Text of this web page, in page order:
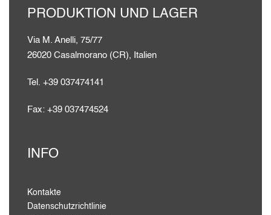
PRODUKTION UND LAGER
Via M. Anelli, 75/77
26020 Casalmorano (CR), Italien
Tel. +39 037474141
Fax: +39 037474524
INFO
Kontakte
Datenschutzrichtlinie